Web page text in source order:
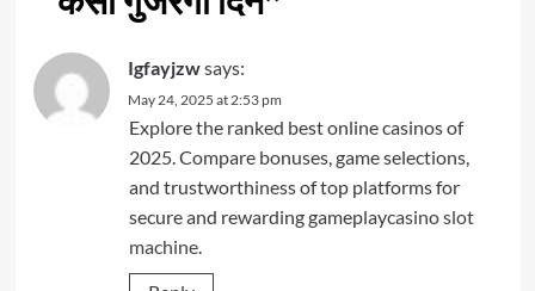
Igfayjzwsays:
May 24, 2025 at 2:53 pm
Explore the ranked best online casinos of
2025. Compare bonuses, game selections,
and trustworthiness of top platforms for
secure and rewarding gameplaycasino slot
machine.